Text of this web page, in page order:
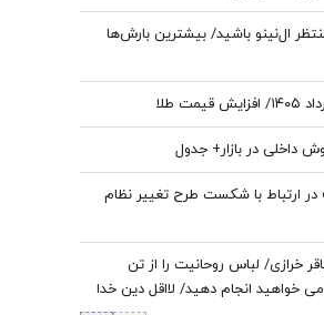
ال‌نینو باشید/ بیشترین بارش‌ها
داخلی در بازار+ جدول
در ارتباط با شکست طرح تغییر نظام
خرازی/ لباس روحانیت را از تن
خواهید انجام دهید/ لااقل دین خدا